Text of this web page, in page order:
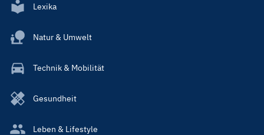
Lexika
Natur & Umwelt
Technik & Mobilität
Gesundheit
Leben & Lifestyle